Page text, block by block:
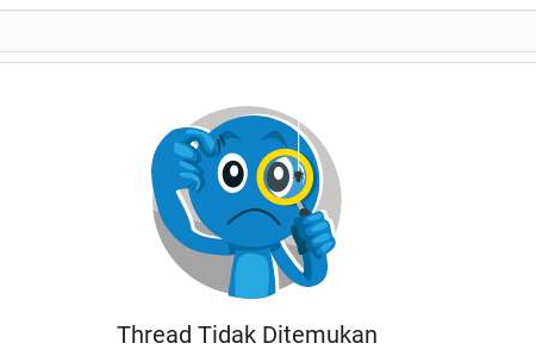
Thread Tidak Ditemukan